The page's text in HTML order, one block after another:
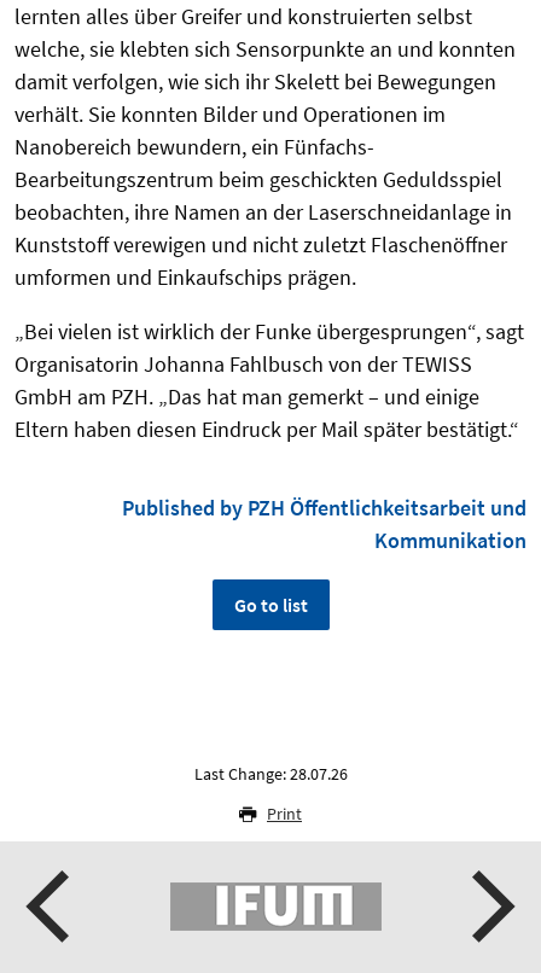
lernten alles über Greifer und konstruierten selbst
welche, sie klebten sich Sensorpunkte an und konnten
damit verfolgen, wie sich ihr Skelett bei Bewegungen
verhält. Sie konnten Bilder und Operationen im
Nanobereich bewundern, ein Fünfachs-
Bearbeitungszentrum beim geschickten Geduldsspiel
beobachten, ihre Namen an der Laserschneidanlage in
Kunststoff verewigen und nicht zuletzt Flaschenöffner
umformen und Einkaufschips prägen.
„Bei vielen ist wirklich der Funke übergesprungen“, sagt
Organisatorin Johanna Fahlbusch von der TEWISS
GmbH am PZH. „Das hat man gemerkt – und einige
Eltern haben diesen Eindruck per Mail später bestätigt.“
Published by PZH Öffentlichkeitsarbeit und
Kommunikation
Go to list
Last Change: 28.07.26
Print